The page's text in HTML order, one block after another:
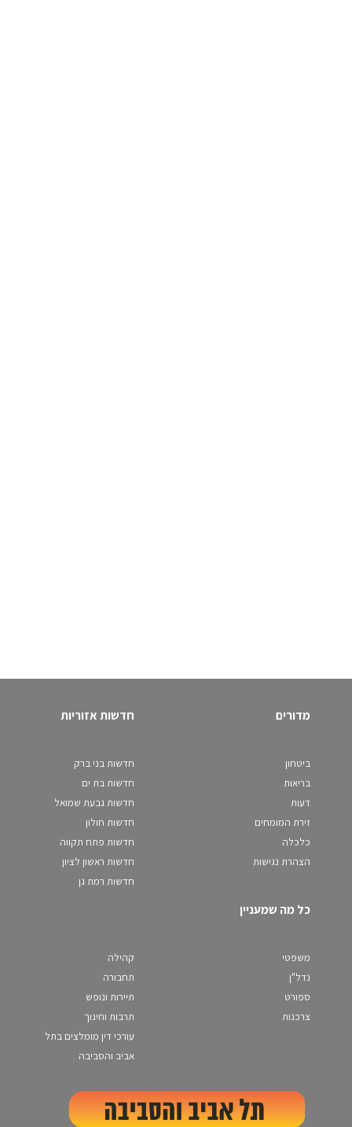
מדורים
ביטחון
בריאות
דעות
זירת המומחים
כלכלה
הצהרת נגישות
חדשות אזוריות
חדשות בני ברק
חדשות בת ים
חדשות גבעת שמואל
חדשות חולון
חדשות פתח תקווה
חדשות ראשון לציון
חדשות רמת גן
כל מה שמעניין
משפטי
נדל"ן
ספורט
צרכנות
קהילה
תחבורה
תיירות ונופש
תרבות וחינוך
עורכי דין מומלצים בתל
אביב והסביבה